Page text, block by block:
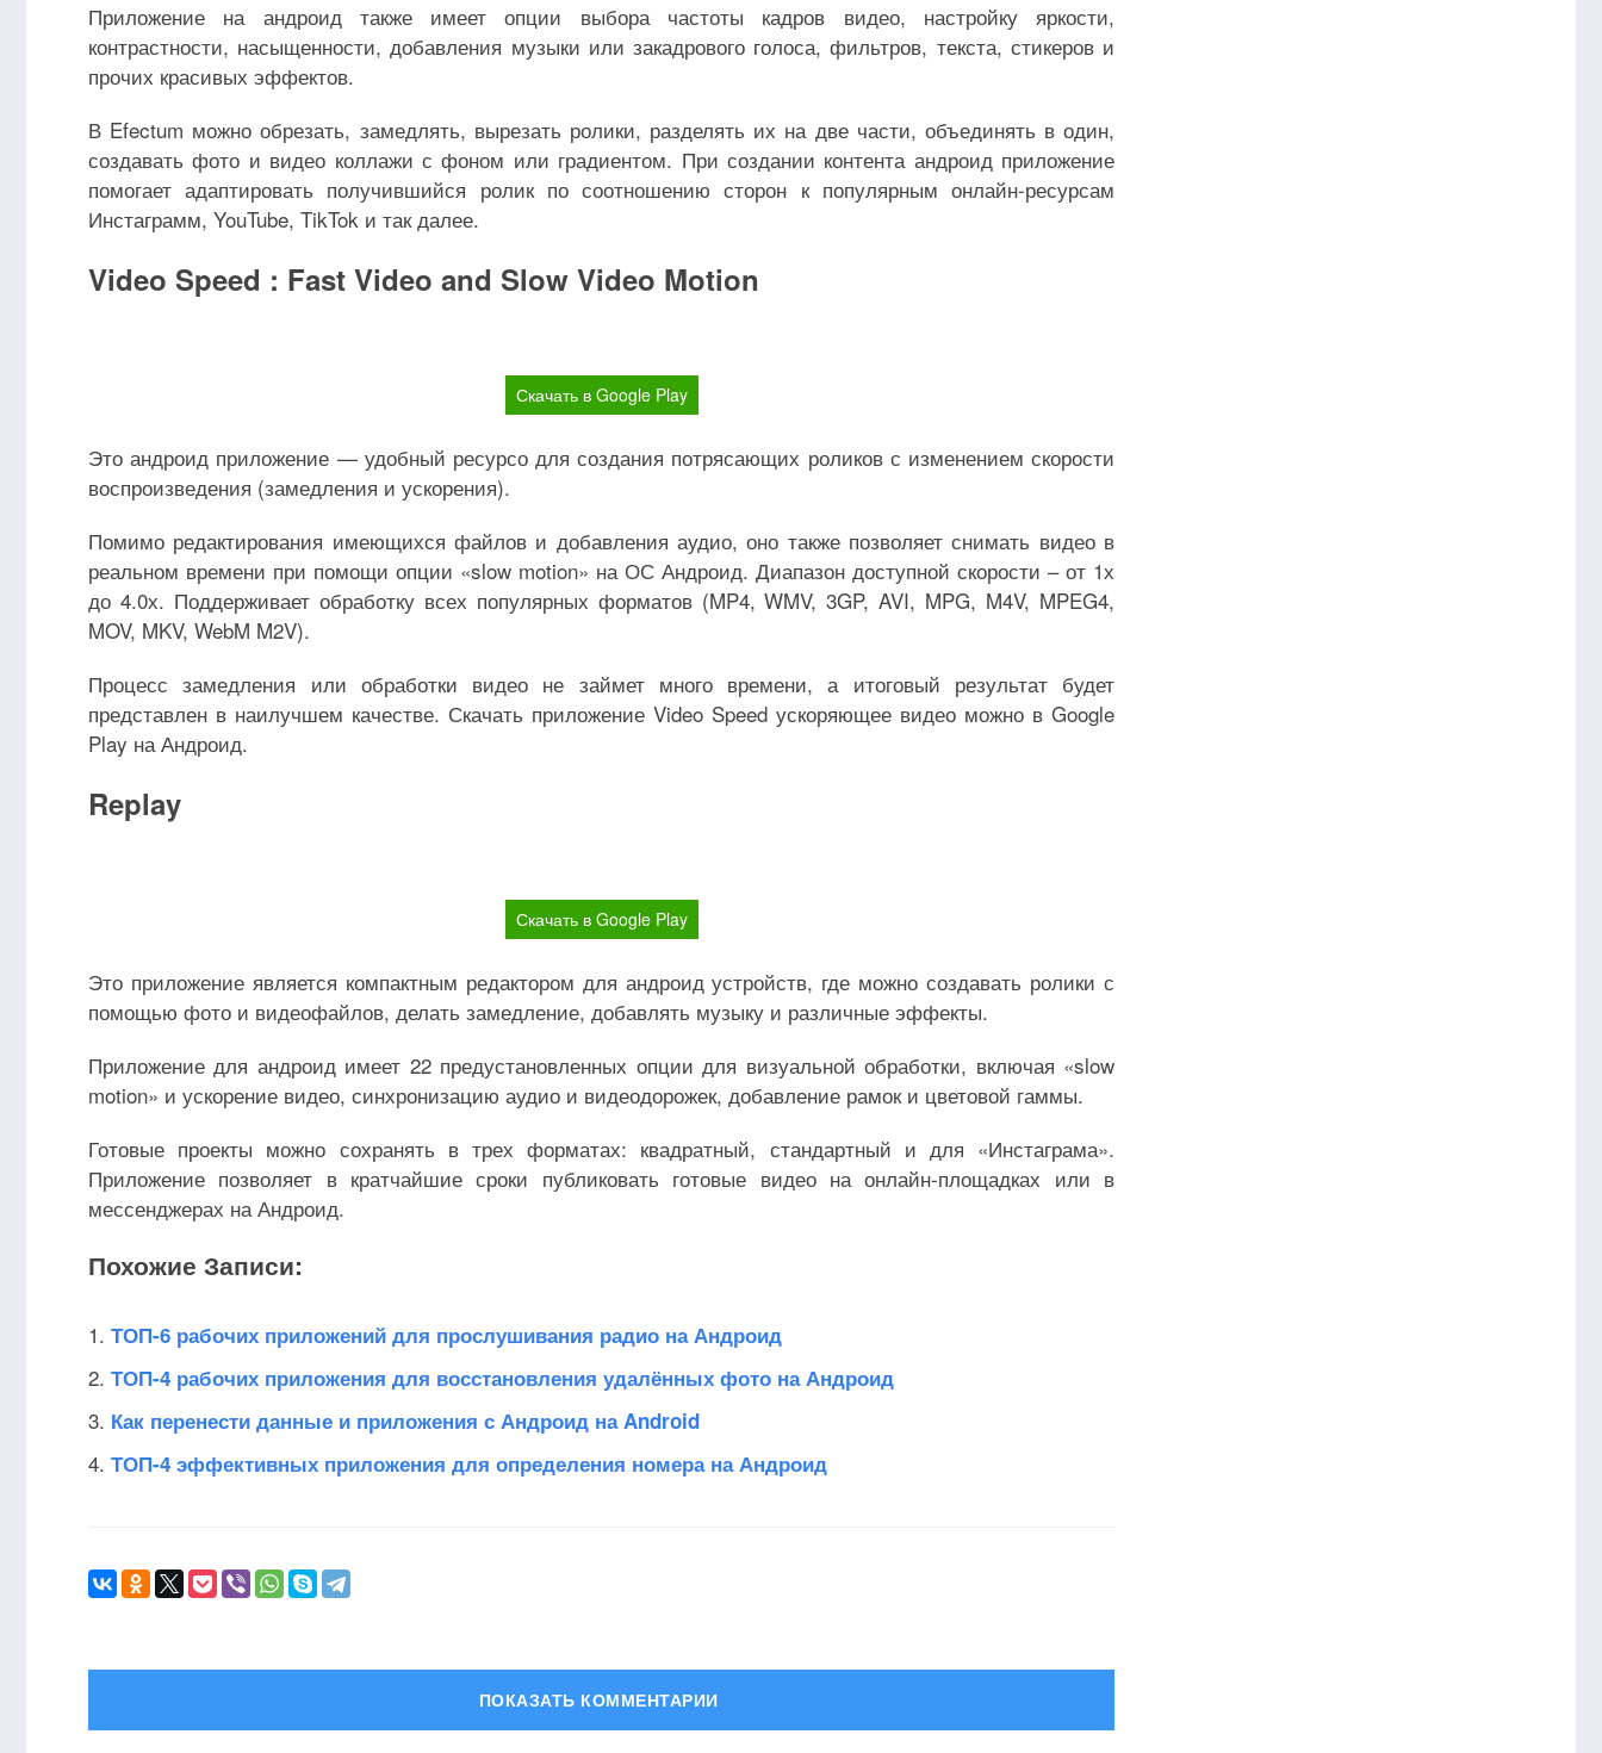
Приложение на андроид также имеет опции выбора частоты кадров видео, настройку яркости,
контрастности, насыщенности, добавления музыки или закадрового голоса, фильтров, текста, стикеров и
прочих красивых эффектов.
В Efectum можно обрезать, замедлять, вырезать ролики, разделять их на две части, объединять в один,
создавать фото и видео коллажи с фоном или градиентом. При создании контента андроид приложение
помогает адаптировать получившийся ролик по соотношению сторон к популярным онлайн-ресурсам
Инстаграмм, YouTube, TikTok и так далее.
Video Speed : Fast Video and Slow Video Motion
Скачать в Google Play
Это андроид приложение — удобный ресурсо для создания потрясающих роликов с изменением скорости
воспроизведения (замедления и ускорения).
Помимо редактирования имеющихся файлов и добавления аудио, оно также позволяет снимать видео в
реальном времени при помощи опции «slow motion» на ОС Андроид. Диапазон доступной скорости – от 1х
до 4.0х. Поддерживает обработку всех популярных форматов (MP4, WMV, 3GP, AVI, MPG, M4V, MPEG4,
MOV, MKV, WebM M2V).
Процесс замедления или обработки видео не займет много времени, а итоговый результат будет
представлен в наилучшем качестве. Скачать приложение Video Speed ускоряющее видео можно в Google
Play на Андроид.
Replay
Скачать в Google Play
Это приложение является компактным редактором для андроид устройств, где можно создавать ролики с
помощью фото и видеофайлов, делать замедление, добавлять музыку и различные эффекты.
Приложение для андроид имеет 22 предустановленных опции для визуальной обработки, включая «slow
motion» и ускорение видео, синхронизацию аудио и видеодорожек, добавление рамок и цветовой гаммы.
Готовые проекты можно сохранять в трех форматах: квадратный, стандартный и для «Инстаграма».
Приложение позволяет в кратчайшие сроки публиковать готовые видео на онлайн-площадках или в
мессенджерах на Андроид.
Похожие Записи:
ТОП-6 рабочих приложений для прослушивания радио на Андроид
ТОП-4 рабочих приложения для восстановления удалённых фото на Андроид
Как перенести данные и приложения с Андроид на Android
ТОП-4 эффективных приложения для определения номера на Андроид